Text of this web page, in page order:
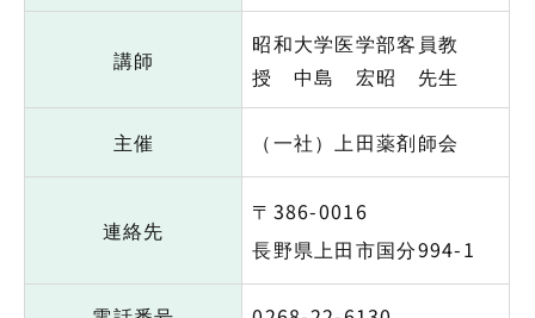
講師
昭和大学医学部客員教
授 中島 宏昭 先生
主催 （一社）上田薬剤師会
連絡先
〒386-0016
長野県上田市国分994-1